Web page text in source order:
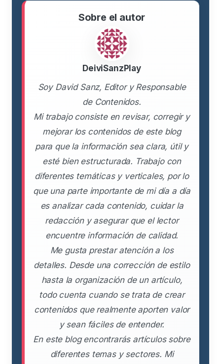
Sobre el autor
DeiviSanzPlay
Soy David Sanz, Editor y Responsable
de Contenidos.
Mi trabajo consiste en revisar, corregir y
mejorar los contenidos de este blog
para que la información sea clara, útil y
esté bien estructurada. Trabajo con
diferentes temáticas y verticales, por lo
que una parte importante de mi día a día
es analizar cada contenido, cuidar la
redacción y asegurar que el lector
encuentre información de calidad.
Me gusta prestar atención a los
detalles. Desde una corrección de estilo
hasta la organización de un artículo,
todo cuenta cuando se trata de crear
contenidos que realmente aporten valor
y sean fáciles de entender.
En este blog encontrarás artículos sobre
diferentes temas y sectores. Mi